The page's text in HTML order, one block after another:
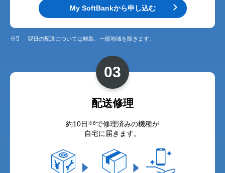
My SoftBankから申し込む
※5 翌日の配送については離島、一部地域を除きます。
03
配送修理
約10日 ※6で修理済みの機種が
自宅に届きます。